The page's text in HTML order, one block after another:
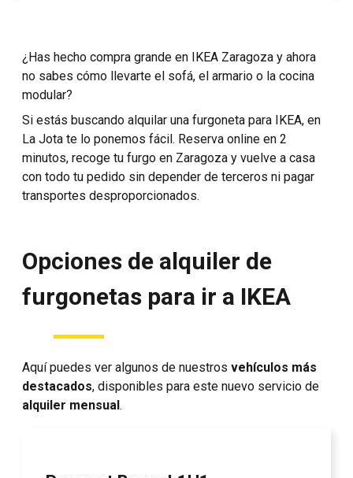
¿Has hecho compra grande en IKEA Zaragoza y ahora
no sabes cómo llevarte el sofá, el armario o la cocina
modular?
Si estás buscando alquilar una furgoneta para IKEA, en
La Jota te lo ponemos fácil. Reserva online en 2
minutos, recoge tu furgo en Zaragoza y vuelve a casa
con todo tu pedido sin depender de terceros ni pagar
transportes desproporcionados.
Opciones de alquiler de
furgonetas para ir a IKEA
Aquí puedes ver algunos de nuestros vehículos más
destacados, disponibles para este nuevo servicio de
alquiler mensual.